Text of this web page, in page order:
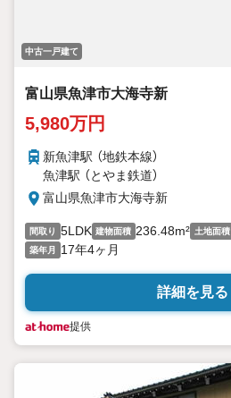
中古一戸建て
富山県魚津市大海寺新
5,980万円
新魚津駅 （地鉄本線）
魚津駅 （とやま鉄道）
富山県魚津市大海寺新
間取り 5LDK 建物面積 236.48m² 土地面積
築年月 17年4ヶ月
詳細を見る
提供